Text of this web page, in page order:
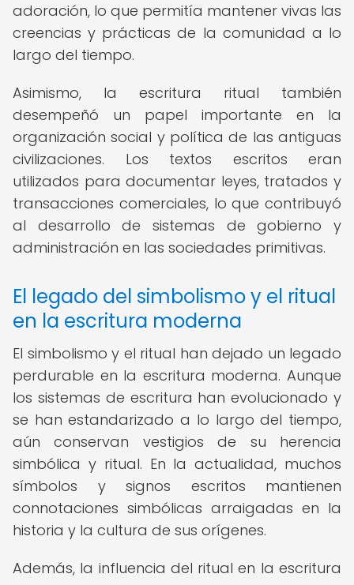
adoración, lo que permitía mantener vivas las
creencias y prácticas de la comunidad a lo
largo del tiempo.
Asimismo, la escritura ritual también
desempeñó un papel importante en la
organización social y política de las antiguas
civilizaciones. Los textos escritos eran
utilizados para documentar leyes, tratados y
transacciones comerciales, lo que contribuyó
al desarrollo de sistemas de gobierno y
administración en las sociedades primitivas.
El legado del simbolismo y el ritual
en la escritura moderna
El simbolismo y el ritual han dejado un legado
perdurable en la escritura moderna. Aunque
los sistemas de escritura han evolucionado y
se han estandarizado a lo largo del tiempo,
aún conservan vestigios de su herencia
simbólica y ritual. En la actualidad, muchos
símbolos y signos escritos mantienen
connotaciones simbólicas arraigadas en la
historia y la cultura de sus orígenes.
Además, la influencia del ritual en la escritura